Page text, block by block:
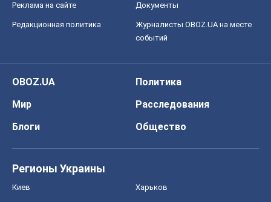
Реклама на сайте Документы
Редакционная политика
Журналисты OBOZ.UA на месте
событий
OBOZ.UA
Политика
Мир
Расследования
Блоги
Общество
Регионы Украины
Киев Харьков